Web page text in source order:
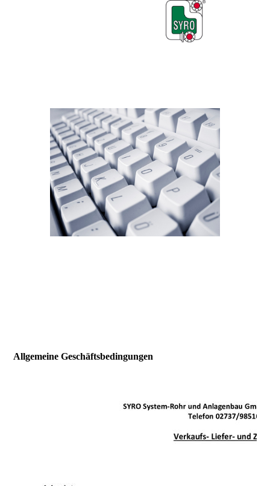
Allgemeine Geschäftsbedingungen